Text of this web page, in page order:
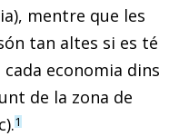
mentre que les
tan altes si es té
economia dins
de la zona de
1